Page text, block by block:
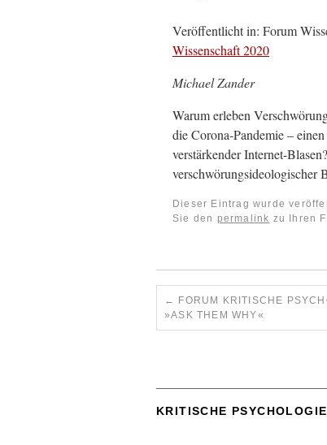
Veröffentlicht in: Forum
Wissenschaft 2020
Michael Zander
Warum erleben
die Corona-Pandemie –
verstärkender Internet-
verschwörungsideologischer
Dieser Eintrag wurde
Sie den permalink zu Ihren
←
FORUM KRITISCHE
»ASK THEM WHY«
KRITISCHE PSYCHOLOGIE